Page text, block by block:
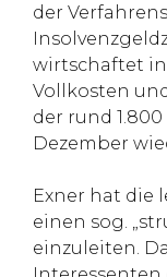
der
wirtschaftet
Vollkosten
der rund
Dezember
Exner hat die
einen sog.
einzuleiten.